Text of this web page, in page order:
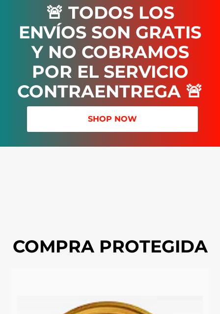
🚨 TODOS LOS
ENVÍOS SON GRATIS
Y NO COBRAMOS
POR EL SERVICIO
CONTRAENTREGA 🚨
SHOP NOW
COMPRA PROTEGIDA